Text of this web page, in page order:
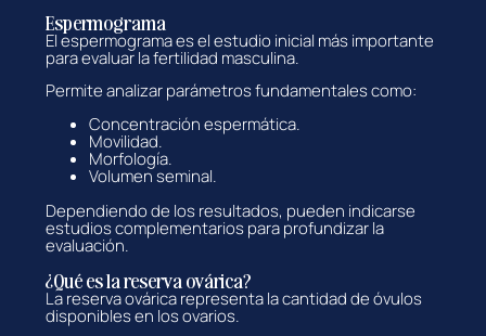
Espermograma
El espermograma es el estudio inicial más importante
para evaluar la fertilidad masculina.
Permite analizar parámetros fundamentales como:
Concentración espermática.
Movilidad.
Morfología.
Volumen seminal.
Dependiendo de los resultados, pueden indicarse
estudios complementarios para profundizar la
evaluación.
¿Qué es la reserva ovárica?
La reserva ovárica representa la cantidad de óvulos
disponibles en los ovarios.